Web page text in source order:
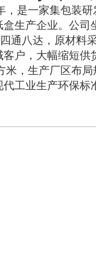
是一家集包装
生产企业。公
通八达，原材料
户，大幅缩短
，生产厂区布
工业生产环保